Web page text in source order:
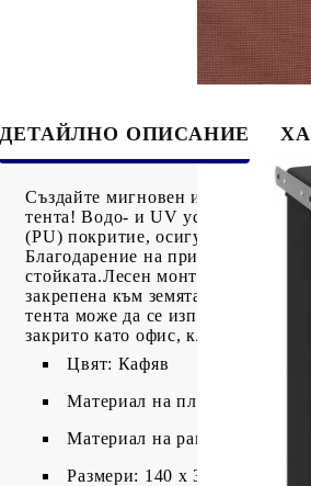
ДЕТАЙЛНО ОПИСАНИЕ
Създайте мигновен и уединен
тента! Водо- и UV устойчива:
(PU) покритие, осигуряващо
Благодарение на прибиращия се
стойката.Лесен монтаж:
закрепена към земята. Включени
тента може да се използва в
закрито като офис, клиника,
Цвят: Кафяв
Материал на плата: 100%
Материал на рамката:
Размери: 140 x 300 см (В x